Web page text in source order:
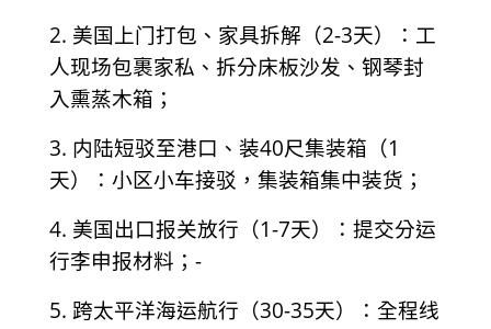
2. 美国上门打包、家具拆解（2-3天）：工
人现场包裹家私、拆分床板沙发、钢琴封
入熏蒸木箱；
3. 内陆短驳至港口、装40尺集装箱（1
天）：小区小车接驳，集装箱集中装货；
4. 美国出口报关放行（1-7天）：提交分运
行李申报材料；-
5. 跨太平洋海运航行（30-35天）：全程线